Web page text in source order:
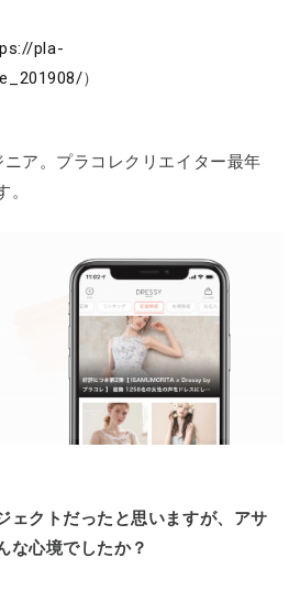
pla-
）
ア。プラコレクリエイター最年
クトだったと思いますが、アサ
な心境でしたか？